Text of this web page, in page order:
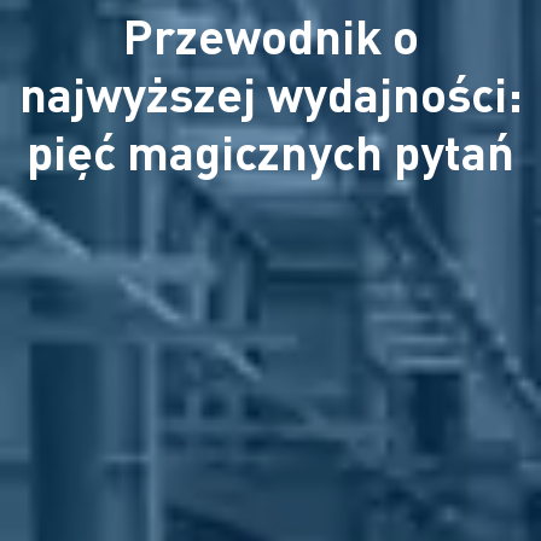
Przewodnik o
najwyższej wydajności:
pięć magicznych pytań